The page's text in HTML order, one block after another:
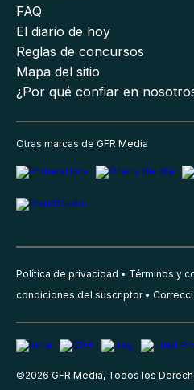
FAQ
El diario de hoy
Reglas de concursos
Mapa del sitio
¿Por qué confiar en
Otras marcas de GFR Media
Política de privacidad Términos y
condiciones del suscriptor
©2026 GFR Media, Todos los